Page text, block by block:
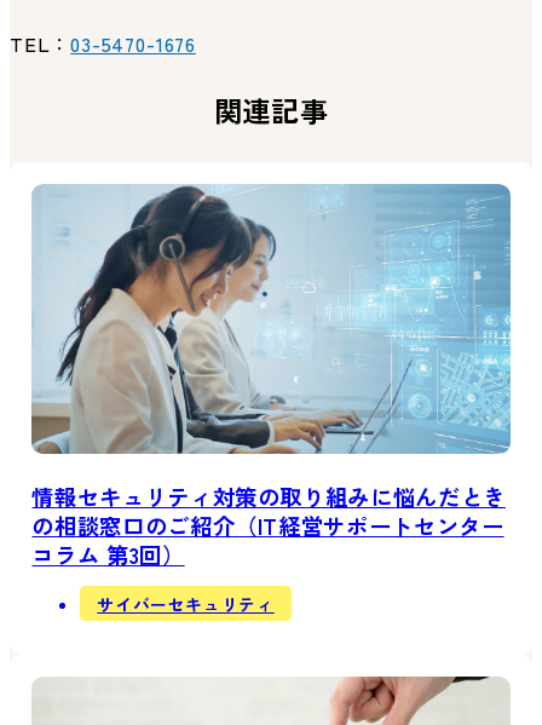
TEL：03-5470-1676
関連記事
情報セキュリティ対策の取り組みに悩んだとき
の相談窓口のご紹介（IT経営サポートセンター
コラム 第3回）
サイバーセキュリティ